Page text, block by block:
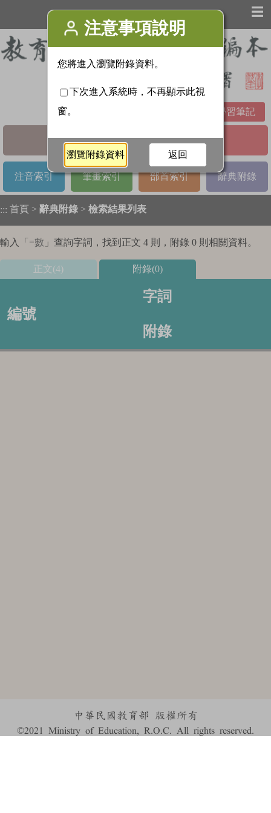
☰
學習筆記
基本檢索 進階檢索
注音索引 筆畫索引 部首索引 辭典附錄
::: 首頁 > 辭典附錄 > 檢索結果列表
輸入「 =數 」查詢字詞，找到正文 4 則，附錄 0 則相關資料。
正文(4) 附錄(0)
編號
字詞
附錄
中華民國教育部 版權所有
©2021 Ministry of Education, R.O.C. All rights reserved.